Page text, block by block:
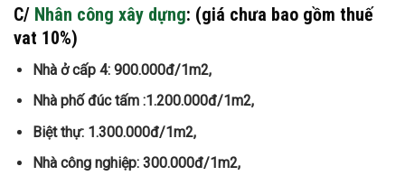
C/ Nhân công xây dựng: (giá chưa bao gồm thuế
vat 10%)
Nhà ở cấp 4: 900.000đ/1m2,
Nhà phố đúc tấm :1.200.000đ/1m2,
Biệt thự: 1.300.000đ/1m2,
Nhà công nghiệp: 300.000đ/1m2,